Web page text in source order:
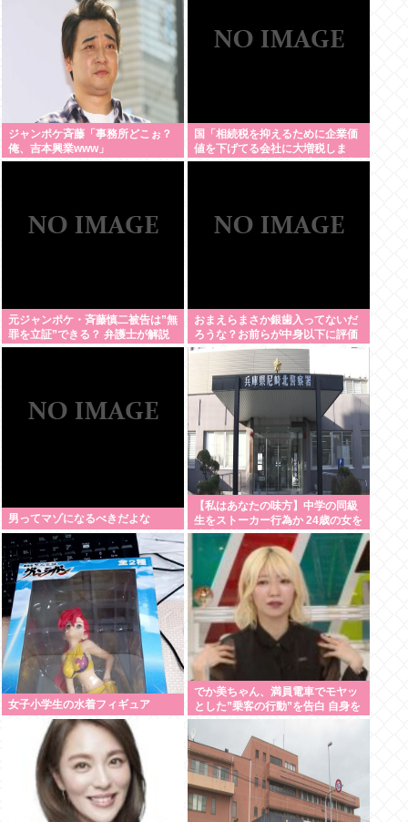
ジャンポケ斉藤「事務所どこぉ？
俺、吉本興業www」
国「相続税を抑えるために企業価
値を下げてる会社に大増税しま
す。低PBRの会社は大増税を覚悟
元ジャンポケ・斉藤慎二被告は”無
罪を立証”できる？ 弁護士が解説
おまえらまさか銀歯入ってないだ
ろうな？お前らが中身以下に評価
される原因は口開けた時に見える
男ってマゾになるべきだよな
【私はあなたの味方】中学の同級
生をストーカー行為か 24歳の女を
逮捕 男性の自宅に唐揚げや文庫本
など繰り返し届ける / 兵庫県
女子小学生の水着フィギュア
でか美ちゃん、満員電車でモヤッ
とした”乗客の行動”を告白 自身を
扇子などであおぐ人に「オイニー
がつらくて…」